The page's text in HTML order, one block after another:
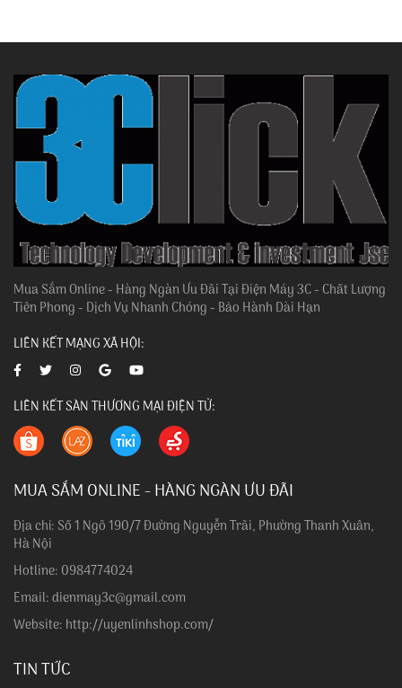
Mua Sắm Online - Hàng Ngàn Ưu Đãi Tại Điện Máy 3C - Chất Lượng
Tiên Phong - Dịch Vụ Nhanh Chóng - Bảo Hành Dài Hạn
LIÊN KẾT MẠNG XÃ HỘI:
LIÊN KẾT SÀN THƯƠNG MẠI ĐIỆN TỬ:
MUA SẮM ONLINE - HÀNG NGÀN ƯU ĐÃI
Địa chỉ: Số 1 Ngõ 190/7 Đường Nguyễn Trãi, Phường Thanh Xuân,
Hà Nội
Hotline: 0984774024
Email: dienmay3c@gmail.com
Website: http://uyenlinhshop.com/
TIN TỨC